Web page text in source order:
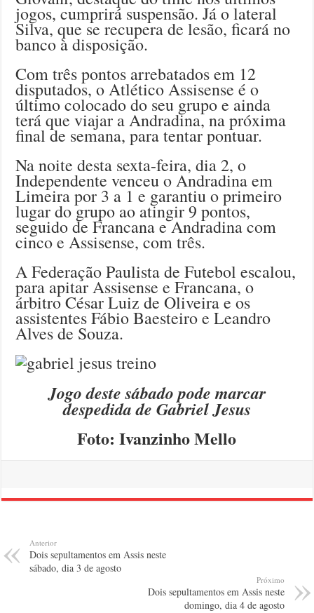
jogos, cumprirá suspensão. Já o lateral
Silva, que se recupera de lesão, ficará no
banco à disposição.
Com três pontos arrebatados em 12
disputados, o Atlético Assisense é o
último colocado do seu grupo e ainda
terá que viajar a Andradina, na próxima
final de semana, para tentar pontuar.
Na noite desta sexta-feira, dia 2, o
Independente venceu o Andradina em
Limeira por 3 a 1 e garantiu o primeiro
lugar do grupo ao atingir 9 pontos,
seguido de Francana e Andradina com
cinco e Assisense, com três.
A Federação Paulista de Futebol escalou,
para apitar Assisense e Francana, o
árbitro César Luiz de Oliveira e os
assistentes Fábio Baesteiro e Leandro
Alves de Souza.
Jogo deste sábado pode marcar
despedida de Gabriel Jesus
Foto: Ivanzinho Mello
Anterior
Dois sepultamentos em Assis neste
sábado, dia 3 de agosto
Próximo
Dois sepultamentos em Assis neste
domingo, dia 4 de agosto